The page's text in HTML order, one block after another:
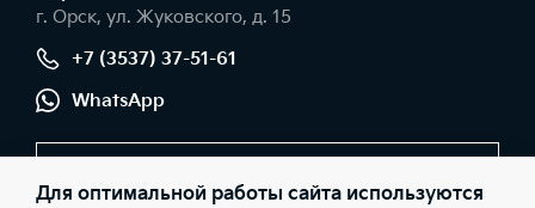
г. Орск, ул. Жуковского, д. 15
+7 (3537) 37-51-61
WhatsApp
Для оптимальной работы сайта используются